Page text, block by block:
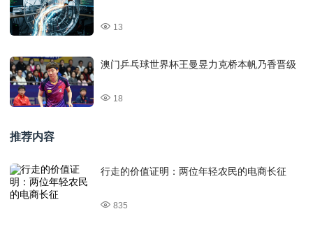
13
澳门乒乓球世界杯王曼昱力克桥本帆乃香晋级
18
推荐内容
行走的价值证明：两位年轻农民的电商长征
835